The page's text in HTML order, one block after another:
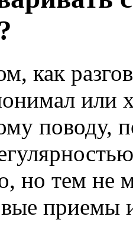
как
или
поводу,
но тем не
приемы